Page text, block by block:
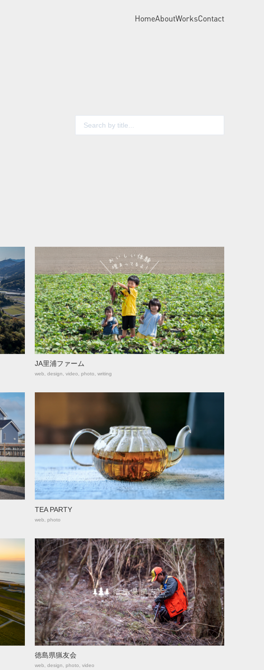
HomeAboutWorksContact
JA里浦ファーム
web, design, video, photo, writing
TEA PARTY
web, photo
徳島県猟友会
web, design, photo, video